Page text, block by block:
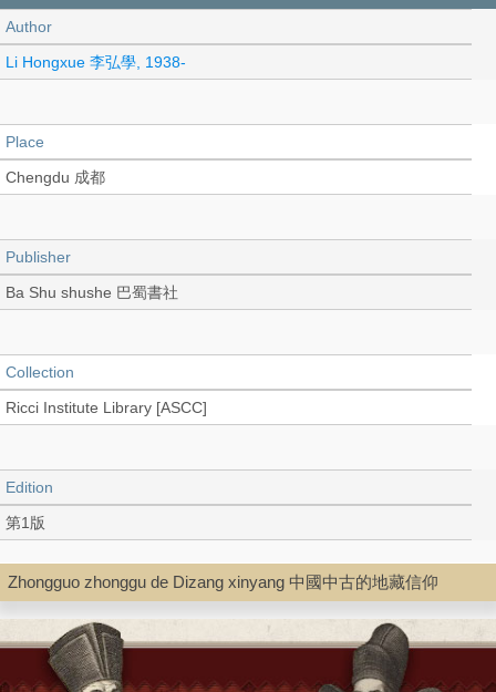
Author
Li Hongxue 李弘學, 1938-
Place
Chengdu 成都
Publisher
Ba Shu shushe 巴蜀書社
Collection
Ricci Institute Library [ASCC]
Edition
第1版
Language
Chinese 中文[簡體]
Zhongguo zhonggu de Dizang xinyang 中國中古的地藏信仰